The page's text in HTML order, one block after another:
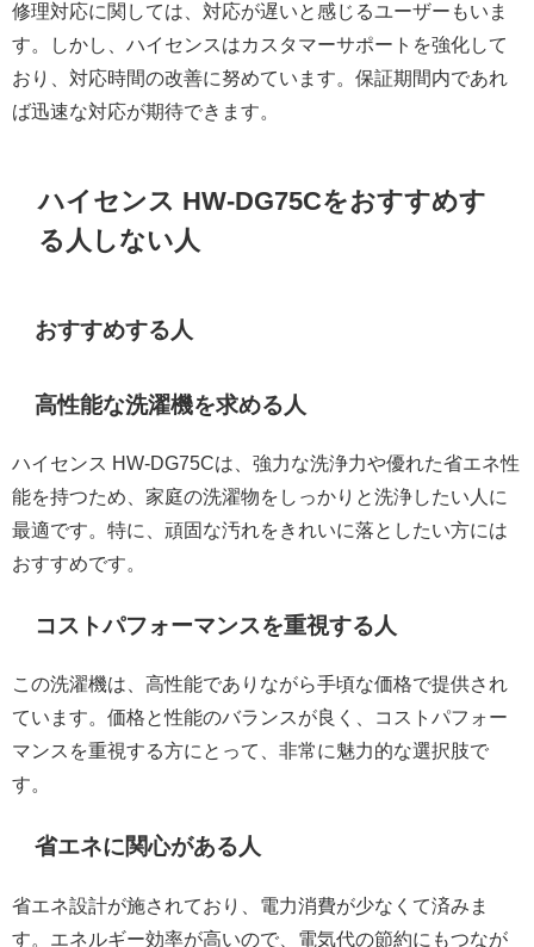
修理対応に関しては、対応が遅いと感じるユーザーもいま
す。しかし、ハイセンスはカスタマーサポートを強化して
おり、対応時間の改善に努めています。保証期間内であれ
ば迅速な対応が期待できます。
ハイセンス HW-DG75Cをおすすめす
る人しない人
おすすめする人
高性能な洗濯機を求める人
ハイセンス HW-DG75Cは、強力な洗浄力や優れた省エネ性
能を持つため、家庭の洗濯物をしっかりと洗浄したい人に
最適です。特に、頑固な汚れをきれいに落としたい方には
おすすめです。
コストパフォーマンスを重視する人
この洗濯機は、高性能でありながら手頃な価格で提供され
ています。価格と性能のバランスが良く、コストパフォー
マンスを重視する方にとって、非常に魅力的な選択肢で
す。
省エネに関心がある人
省エネ設計が施されており、電力消費が少なくて済みま
す。エネルギー効率が高いので、電気代の節約にもつなが